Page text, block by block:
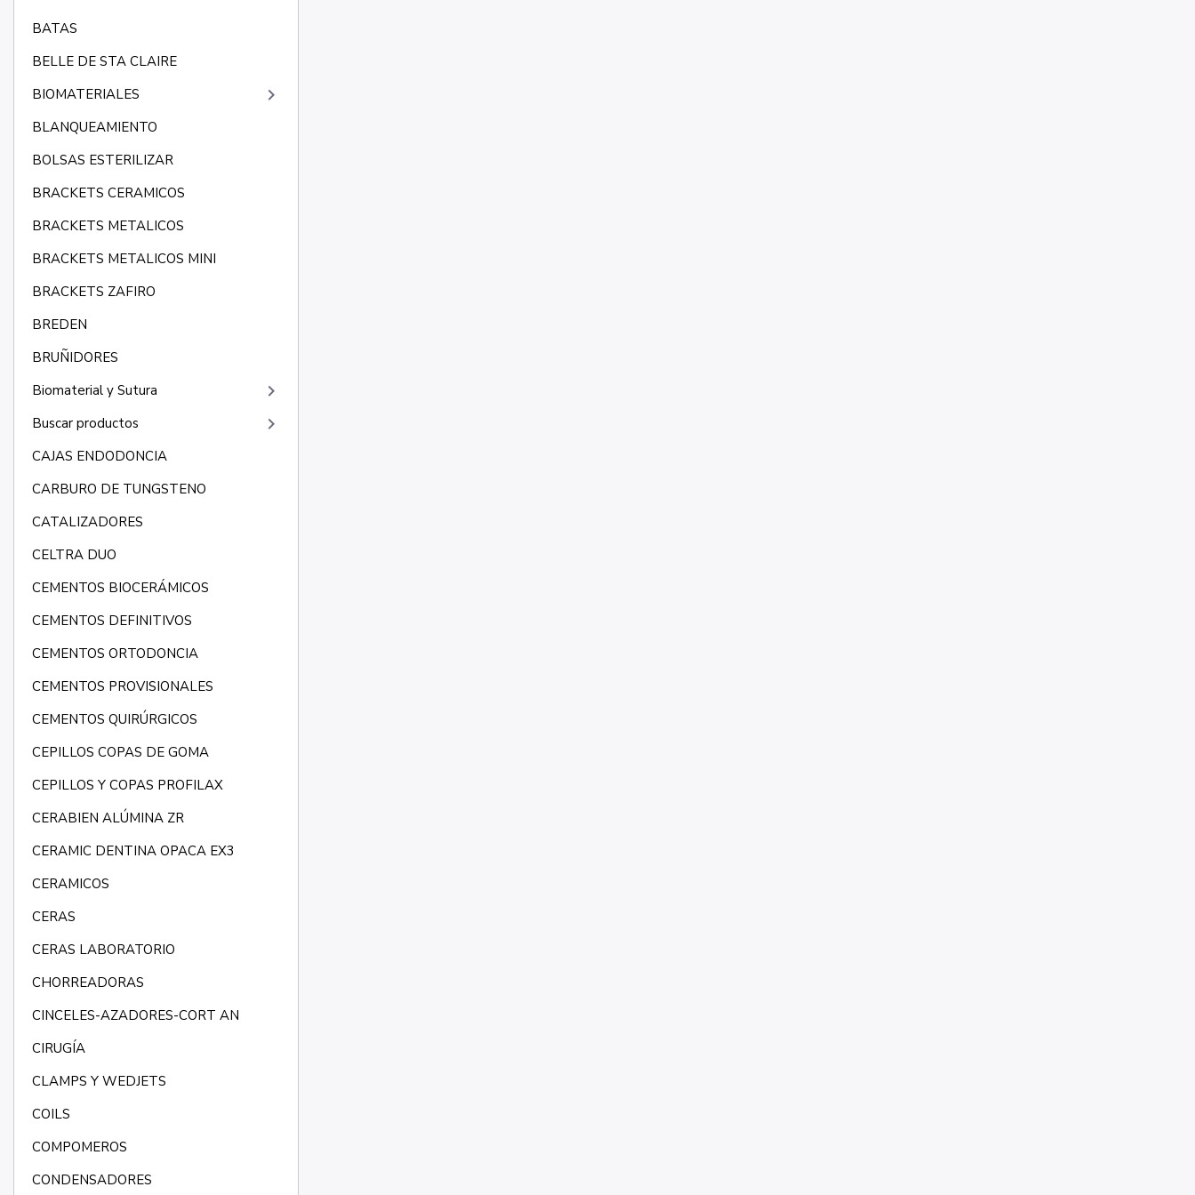
BATAS
BELLE DE STA CLAIRE
BIOMATERIALES
keyboard_arrow_right
BLANQUEAMIENTO
BOLSAS ESTERILIZAR
BRACKETS CERAMICOS
BRACKETS METALICOS
BRACKETS METALICOS MINI
BRACKETS ZAFIRO
BREDEN
BRUÑIDORES
Biomaterial y Sutura
keyboard_arrow_right
Buscar productos keyboard_arrow_right
CAJAS ENDODONCIA
CARBURO DE TUNGSTENO
CATALIZADORES
CELTRA DUO
CEMENTOS BIOCERÁMICOS
CEMENTOS DEFINITIVOS
CEMENTOS ORTODONCIA
CEMENTOS PROVISIONALES
CEMENTOS QUIRÚRGICOS
CEPILLOS COPAS DE GOMA
CEPILLOS Y COPAS PROFILAX
CERABIEN ALÚMINA ZR
CERAMIC DENTINA OPACA EX3
CERAMICOS
CERAS
CERAS LABORATORIO
CHORREADORAS
CINCELES-AZADORES-CORT AN
CIRUGÍA
CLAMPS Y WEDJETS
COILS
COMPOMEROS
CONDENSADORES